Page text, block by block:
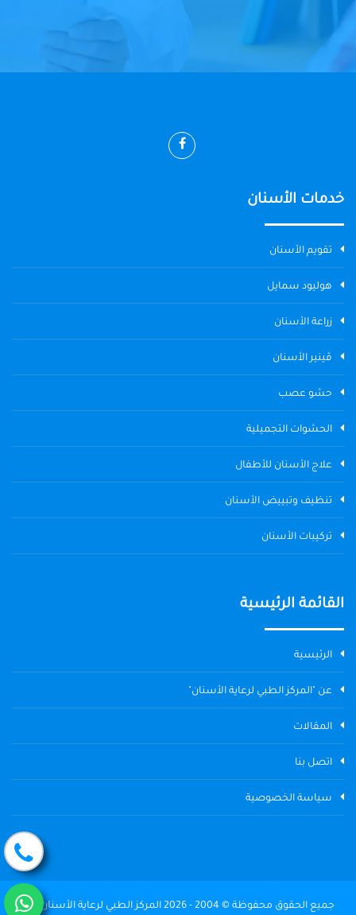
خدمات الأسنان
تقويم الأسنان
هوليود سمايل
زراعة الأسنان
ڤينير الأسنان
حشو عصب
الحشوات التجميلية
علاج الأسنان للأطفال
تنظيف وتبييض الأسنان
تركيبات الأسنان
القائمة الرئيسية
الرئيسية
عن "المركز الطبي لرعاية الأسنان"
المقالات
اتصل بنا
سياسة الخصوصية
جميع الحقوق محفوظة © 2004 - 2026 المركز الطبي لرعاية الأسنان The